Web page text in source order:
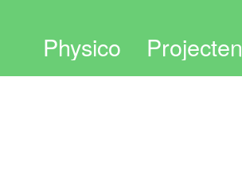
Physico Projecten